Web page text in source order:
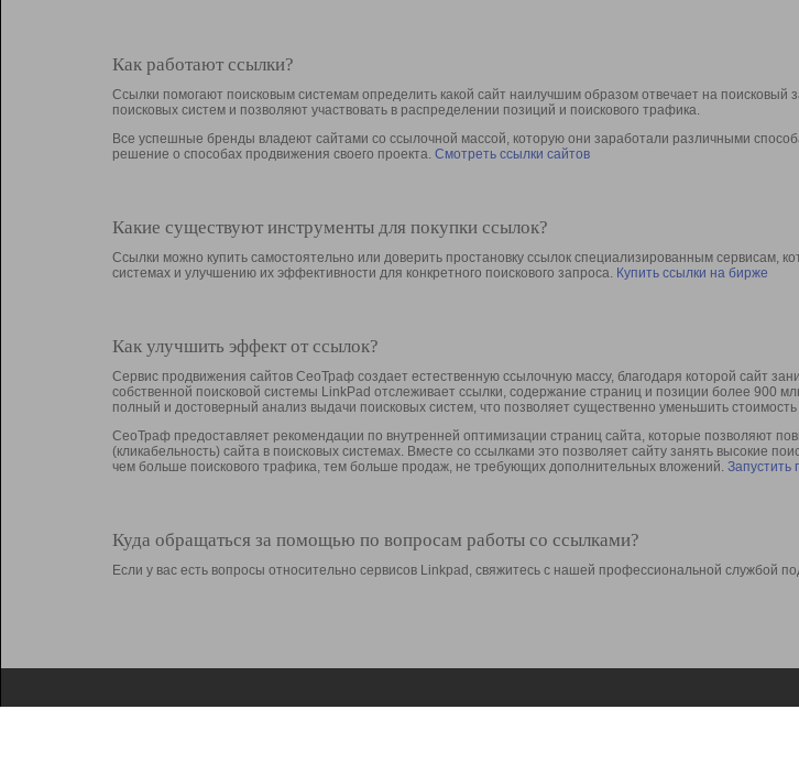
Как работают ссылки?
Ссылки помогают поисковым системам определить какой сайт наилучшим образом отвечает на
поисковых систем и позволяют участвовать в раcпределении позиций и поискового трафика.
Все успешные бренды владеют сайтами со ссылочной массой, которую они заработали различными
решение о способах продвижения своего проекта. Смотреть ссылки сайтов
Какие существуют инструменты для покупки ссылок?
Ссылки можно купить самостоятельно или доверить простановку ссылок специализированным сервисам,
системах и улучшению их эффективности для конкретного поискового запроса. Купить ссылки на бирже
Как улучшить эффект от ссылок?
Сервис продвижения сайтов СеоТраф создает естественную ссылочную массу, благодаря которой сайт
собственной поисковой системы LinkPad отслеживает ссылки, содержание страниц и позиции более 900
полный и достоверный анализ выдачи поисковых систем, что позволяет существенно уменьшить
СеоТраф предоставляет рекомендации по внутренней оптимизации страниц сайта, которые позволяют
(кликабельность) сайта в поисковых системах. Вместе со ссылками это позволяет сайту занять высокие
чем больше поискового трафика, тем больше продаж, не требующих дополнительных вложений. Запустить
Куда обращаться за помощью по вопросам работы со ссылками?
Если у вас есть вопросы относительно сервисов Linkpad, свяжитесь с нашей профессиональной службой